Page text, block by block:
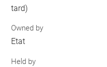
tard)
Owned by
Etat
Held by